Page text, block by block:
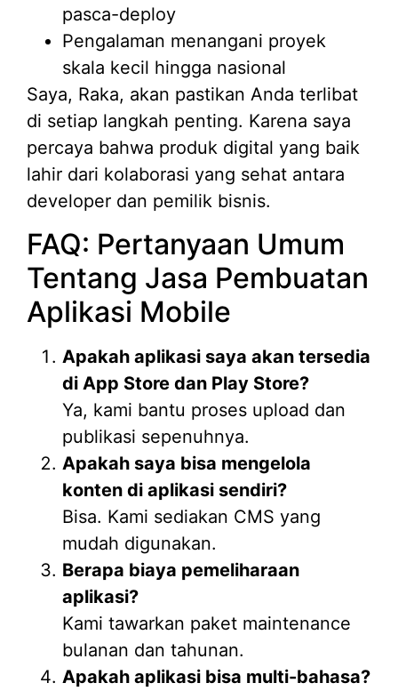
pasca-deploy
Pengalaman menangani proyek
skala kecil hingga nasional
Saya, Raka, akan pastikan Anda terlibat
di setiap langkah penting. Karena saya
percaya bahwa produk digital yang baik
lahir dari kolaborasi yang sehat antara
developer dan pemilik bisnis.
FAQ: Pertanyaan Umum
Tentang Jasa Pembuatan
Aplikasi Mobile
Apakah aplikasi saya akan tersedia
di App Store dan Play Store?
Ya, kami bantu proses upload dan
publikasi sepenuhnya.
Apakah saya bisa mengelola
konten di aplikasi sendiri?
Bisa. Kami sediakan CMS yang
mudah digunakan.
Berapa biaya pemeliharaan
aplikasi?
Kami tawarkan paket maintenance
bulanan dan tahunan.
Apakah aplikasi bisa multi-bahasa?